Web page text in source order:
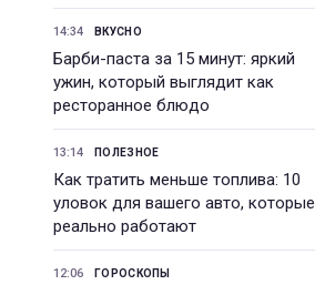
14:34 ВКУСНО
Барби-паста за 15 минут: яркий
ужин, который выглядит как
ресторанное блюдо
13:14 ПОЛЕЗНОЕ
Как тратить меньше топлива: 10
уловок для вашего авто, которые
реально работают
12:06 ГОРОСКОПЫ